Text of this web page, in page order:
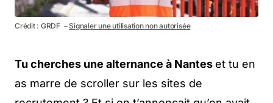
Crédit : GRDF －Signaler une utilisation non autorisée
Tu cherches une alternance à Nantes et tu en
as marre de scroller sur les sites de